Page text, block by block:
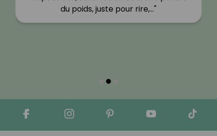
du poids, juste pour rire,…"